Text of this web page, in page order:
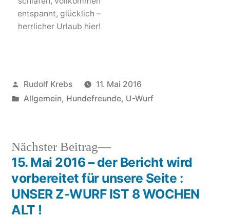
entspannt, glücklich –
herrlicher Urlaub hier!
Veröffentlicht
von
Rudolf Krebs
11. Mai 2016
Veröffentlicht
Allgemein, Hundefreunde, U-Wurf
Beitragsnavigation
Nächster Beitrag
Nächster
Beitrag:
15. Mai 2016 – der Bericht wird
vorbereitet für unsere Seite :
UNSER Z-WURF IST 8 WOCHEN
ALT !